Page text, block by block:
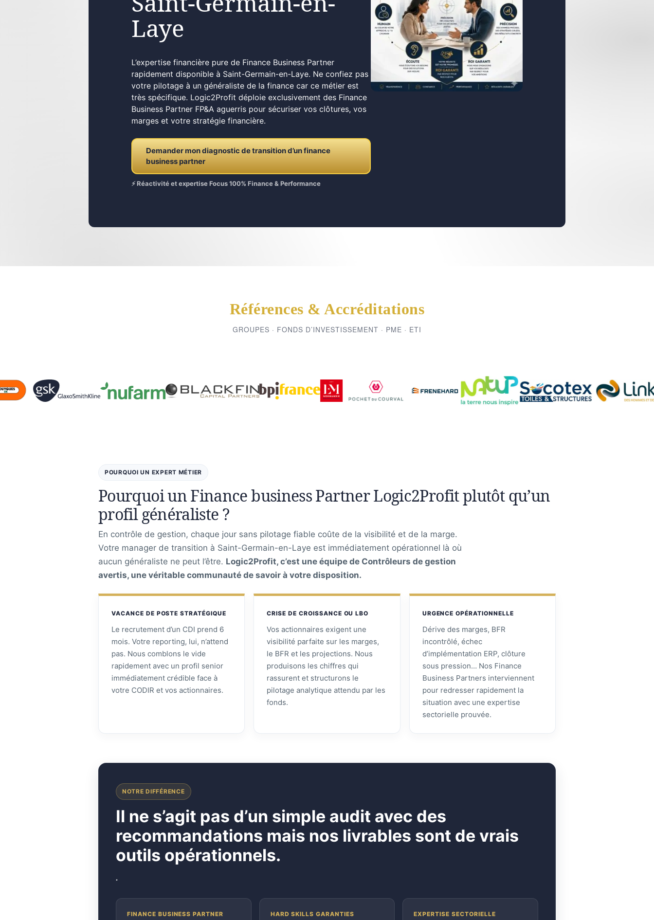
Laye
L’expertise financière pure de Finance Business Partner
rapidement disponible à Saint-Germain-en-Laye. Ne confiez pas
votre pilotage à un généraliste de la finance car ce métier est
très spécifique. Logic2Profit déploie exclusivement des Finance
Business Partner FP&A aguerris pour sécuriser vos clôtures, vos
marges et votre stratégie financière.
Demander mon diagnostic de transition d’un finance
business partner
⚡ Réactivité et expertise Focus 100% Finance & Performance
Références & Accréditations
GROUPES · FONDS D’INVESTISSEMENT · PME · ETI
POURQUOI UN EXPERT MÉTIER
Pourquoi un Finance business Partner Logic2Profit plutôt qu’un
profil généraliste ?
En contrôle de gestion, chaque jour sans pilotage fiable coûte de la visibilité et de la marge.
Votre manager de transition à Saint-Germain-en-Laye est immédiatement opérationnel là où
aucun généraliste ne peut l’être. Logic2Profit, c’est une équipe de Contrôleurs de gestion
avertis, une véritable communauté de savoir à votre disposition.
VACANCE DE POSTE STRATÉGIQUE
Le recrutement d’un CDI prend 6
mois. Votre reporting, lui, n’attend
pas. Nous comblons le vide
rapidement avec un profil senior
immédiatement crédible face à
votre CODIR et vos actionnaires.
CRISE DE CROISSANCE OU LBO
Vos actionnaires exigent une
visibilité parfaite sur les marges,
le BFR et les projections. Nous
produisons les chiffres qui
rassurent et structurons le
pilotage analytique attendu par les
fonds.
URGENCE OPÉRATIONNELLE
Dérive des marges, BFR
incontrôlé, échec
d’implémentation ERP, clôture
sous pression… Nos Finance
Business Partners interviennent
pour redresser rapidement la
situation avec une expertise
sectorielle prouvée.
NOTRE DIFFÉRENCE
Il ne s’agit pas d’un simple audit avec des
recommandations mais nos livrables sont de vrais
outils opérationnels.
.
FINANCE BUSINESS PARTNER HARD SKILLS GARANTIES EXPERTISE SECTORIELLE